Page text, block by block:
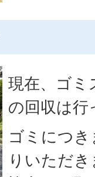
現在、ゴミ
の回収は
ゴミにつ
りいただ